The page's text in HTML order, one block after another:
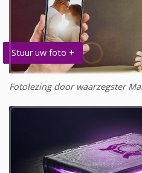
Stuur uw foto +
Fotolezing door waarzegster